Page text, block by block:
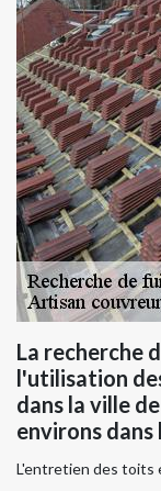
La recherche
l'utilisation
dans la ville
environs
L'entretien des toits